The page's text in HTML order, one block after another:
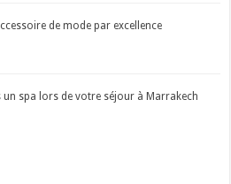
de mode par excellence
un spa lors de votre séjour à Marrakech